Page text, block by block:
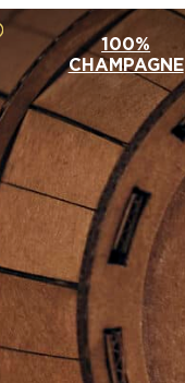
100%
CHAMPAGNE